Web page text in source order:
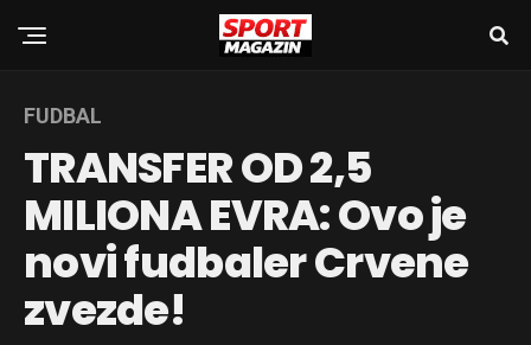
FUDBAL
TRANSFER OD 2,5
MILIONA EVRA: Ovo je
novi fudbaler Crvene
zvezde!